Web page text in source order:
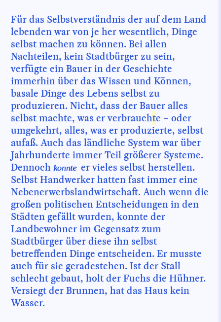
Für das Selbstverständnis der auf dem Land
lebenden war von je her wesentlich, Dinge
selbst machen zu können. Bei allen
Nachteilen, kein Stadtbürger zu sein,
verfügte ein Bauer in der Geschichte
immerhin über das Wissen und Können,
basale Dinge des Lebens selbst zu
produzieren. Nicht, dass der Bauer alles
selbst machte, was er verbrauchte – oder
umgekehrt, alles, was er produzierte, selbst
aufaß. Auch das ländliche System war über
Jahrhunderte immer Teil größerer Systeme.
Dennoch konnte er vieles selbst herstellen.
Selbst Handwerker hatten fast immer eine
Nebenerwerbslandwirtschaft. Auch wenn die
großen politischen Entscheidungen in den
Städten gefällt wurden, konnte der
Landbewohner im Gegensatz zum
Stadtbürger über diese ihn selbst
betreffenden Dinge entscheiden. Er musste
auch für sie geradestehen. Ist der Stall
schlecht gebaut, holt der Fuchs die Hühner.
Versiegt der Brunnen, hat das Haus kein
Wasser.